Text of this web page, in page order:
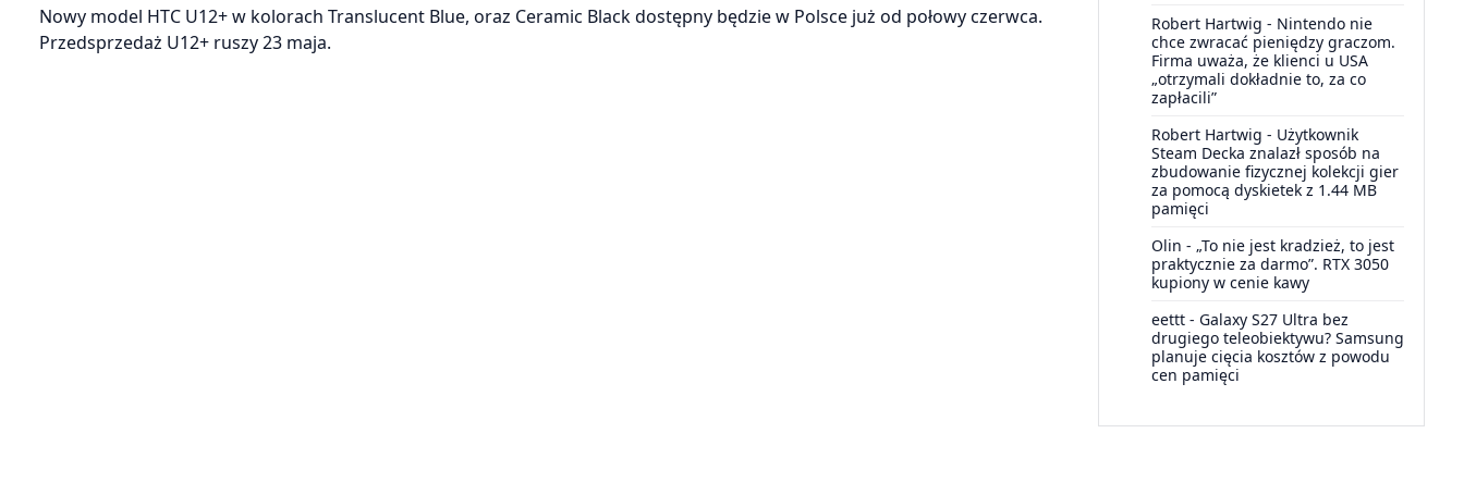
Nowy model HTC U12+ w kolorach Translucent Blue, oraz Ceramic Black dostępny będzie w Polsce już od połowy czerwca.
Przedsprzedaż U12+ ruszy 23 maja.
Robert Hartwig - Nintendo nie
chce zwracać pieniędzy graczom.
Firma uważa, że klienci u USA
„otrzymali dokładnie to, za co
zapłacili”
Robert Hartwig - Użytkownik
Steam Decka znalazł sposób na
zbudowanie fizycznej kolekcji gier
za pomocą dyskietek z 1.44 MB
pamięci
Olin - „To nie jest kradzież, to jest
praktycznie za darmo”. RTX 3050
kupiony w cenie kawy
eettt - Galaxy S27 Ultra bez
drugiego teleobiektywu? Samsung
planuje cięcia kosztów z powodu
cen pamięci